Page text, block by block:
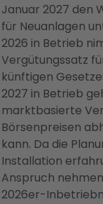
Januar 2027 den
für Neuanlagen
2026 in Betrieb
Vergütungssatz
künftigen
2027 in Betrieb
marktbasierte
Börsenpreisen
kann. Da die
Installation
Anspruch
2026er-